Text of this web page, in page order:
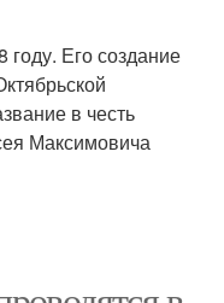
году. Его создание
в честь
Максимовича